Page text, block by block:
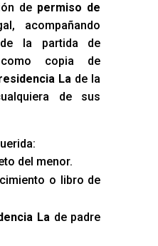
de permiso de
acompañando
la partida de
copia de
La de la
de sus
del menor.
o libro de
Lade padre